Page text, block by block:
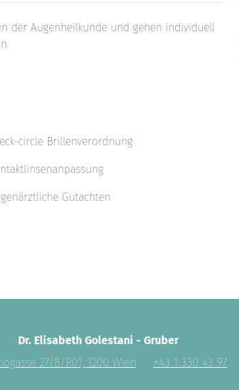
der Augenheilkunde und gehen individuell
circle Brillenverordnung
Gutachten
Dr. Elisabeth Golestani - Gruber
27/8/R01, 1200 Wien
+43 1 330 43 97